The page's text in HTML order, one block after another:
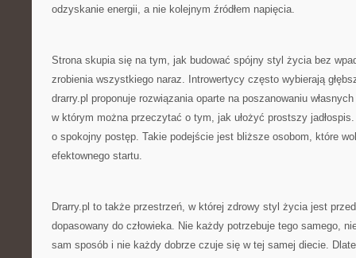
odzyskanie energii, a nie kolejnym źródłem napięcia.
Strona skupia się na tym, jak budować spójny styl życia bez
zrobienia wszystkiego naraz. Introwertycy często wybierają
drarry.pl proponuje rozwiązania oparte na poszanowaniu
w którym można przeczytać o tym, jak ułożyć prostszy
o spokojny postęp. Takie podejście jest bliższe osobom, które
efektownego startu.
Drarry.pl to także przestrzeń, w której zdrowy styl życia jest
dopasowany do człowieka. Nie każdy potrzebuje tego samego,
sam sposób i nie każdy dobrze czuje się w tej samej diecie.